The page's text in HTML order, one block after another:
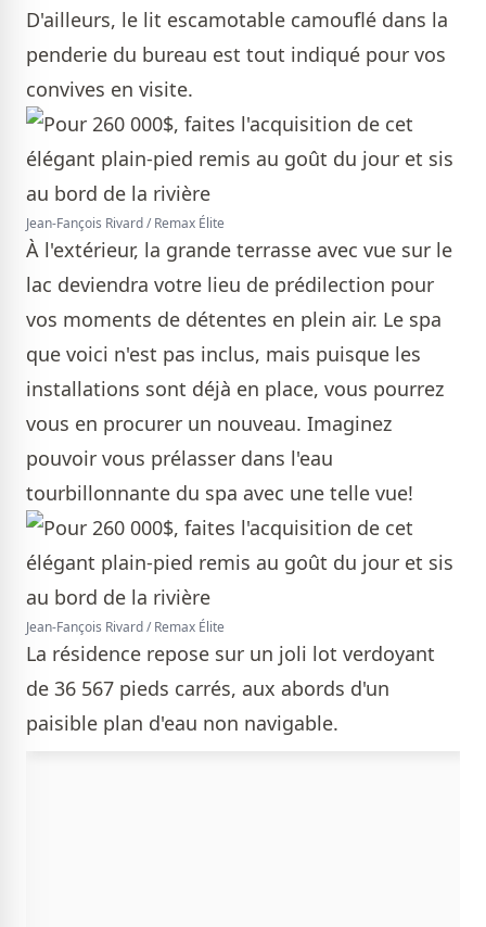
D'ailleurs, le lit escamotable camouflé dans la
penderie du bureau est tout indiqué pour vos
convives en visite.
Jean-Fançois Rivard / Remax Élite
À l'extérieur, la grande terrasse avec vue sur le
lac deviendra votre lieu de prédilection pour
vos moments de détentes en plein air. Le spa
que voici n'est pas inclus, mais puisque les
installations sont déjà en place, vous pourrez
vous en procurer un nouveau. Imaginez
pouvoir vous prélasser dans l'eau
tourbillonnante du spa avec une telle vue!
Jean-Fançois Rivard / Remax Élite
La résidence repose sur un joli lot verdoyant
de 36 567 pieds carrés, aux abords d'un
paisible plan d'eau non navigable.